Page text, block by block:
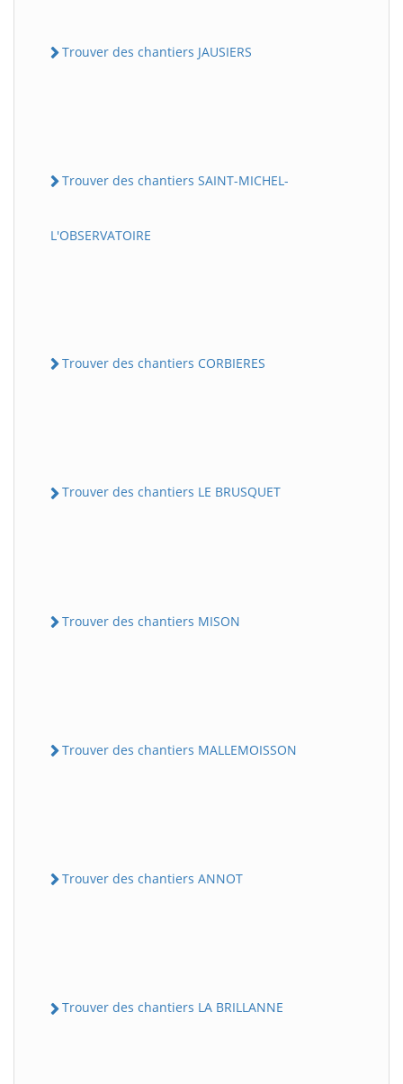
Trouver des chantiers JAUSIERS
Trouver des chantiers SAINT-MICHEL-
L'OBSERVATOIRE
Trouver des chantiers CORBIERES
Trouver des chantiers LE BRUSQUET
Trouver des chantiers MISON
Trouver des chantiers MALLEMOISSON
Trouver des chantiers ANNOT
Trouver des chantiers LA BRILLANNE